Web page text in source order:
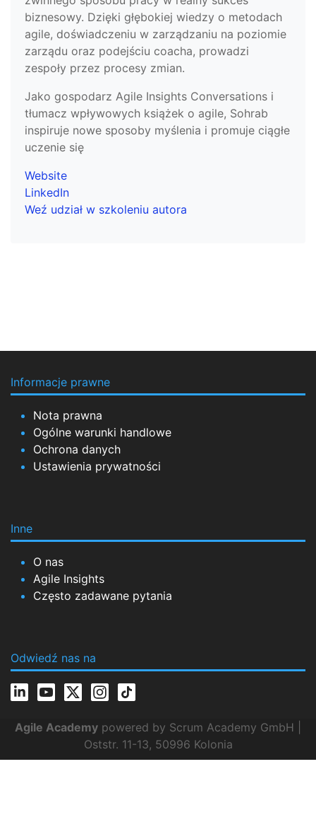
biznesowy. Dzięki głębokiej wiedzy o metodach
agile, doświadczeniu w zarządzaniu na poziomie
zarządu oraz podejściu coacha, prowadzi
zespoły przez procesy zmian.
Jako gospodarz Agile Insights Conversations i
tłumacz wpływowych książek o agile, Sohrab
inspiruje nowe sposoby myślenia i promuje ciągłe
uczenie się
Website
LinkedIn
Weź udział w szkoleniu autora
Informacje prawne
Nota prawna
Ogólne warunki handlowe
Ochrona danych
Ustawienia prywatności
Inne
O nas
Agile Insights
Często zadawane pytania
Odwiedź nas na
Agile Academy powered by Scrum Academy GmbH |
Oststr. 11-13, 50996 Kolonia